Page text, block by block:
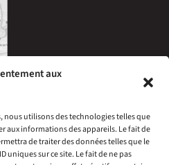
aux
nous utilisons des technologies telles que
aux informations des appareils. Le fait de
de traiter des données telles que le
uniques sur ce site. Le fait de ne pas